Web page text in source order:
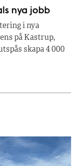
nya jobb
i nya
på Kastrup,
skapa 4 000